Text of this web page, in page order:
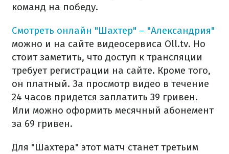
команд на победу.
Смотреть онлайн "Шахтер" – "Александрия"
можно и на сайте видеосервиса Oll.tv. Но
стоит заметить, что доступ к трансляции
требует регистрации на сайте. Кроме того,
он платный. За просмотр видео в течение
24 часов придется заплатить 39 гривен.
Или можно оформить месячный абонемент
за 69 гривен.
Для "Шахтера" этот матч станет третьим